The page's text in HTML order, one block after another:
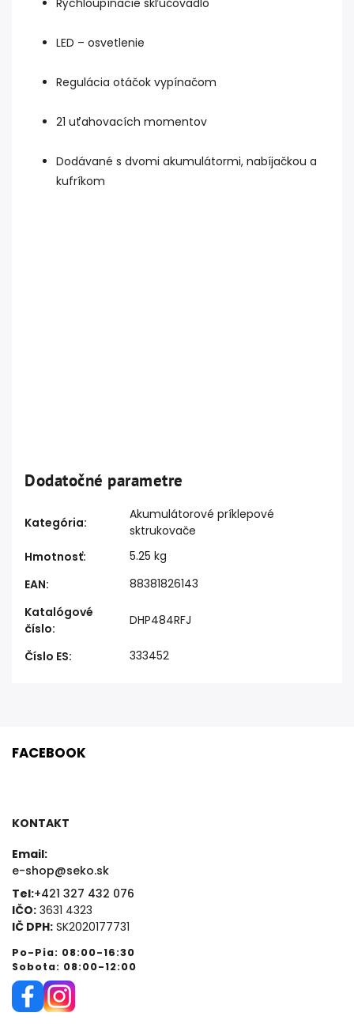
Rýchloupínacie skľučovadlo
LED – osvetlenie
Regulácia otáčok vypínačom
21 uťahovacích momentov
Dodávané s dvomi akumulátormi, nabíjačkou a
kufríkom
Dodatočné parametre
Kategória:
Akumulátorové príklepové
sktrukovače
Hmotnosť:
5.25 kg
EAN:
88381826143
Katalógové
číslo:
DHP484RFJ
Číslo ES: 333452
FACEBOOK
KONTAKT
Email:
e-shop@seko.sk
Tel:+421 327 432 076
IČO: 3631 4323
IČ DPH: SK2020177731
Po-Pia: 08:00-16:30
Sobota: 08:00-12:00